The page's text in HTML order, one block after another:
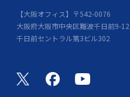
【大阪オフィス】〒542-0076
大阪府大阪市中央区難波千日前9-12
千日前セントラル第3ビル302